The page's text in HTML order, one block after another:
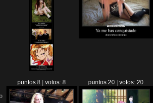
puntos 8 | votos: 8 puntos 20 | votos: 20